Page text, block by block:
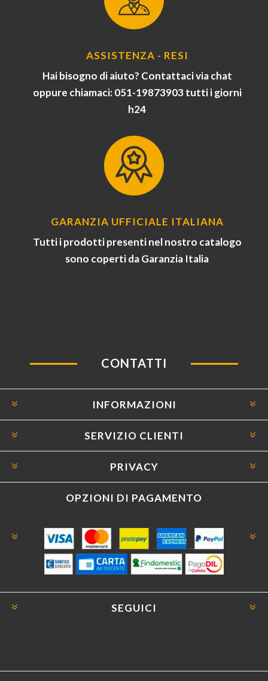
ASSISTENZA - RESI
Hai bisogno di aiuto? Contattaci via chat
oppure chiamaci: 051-19873903 tutti i giorni
h24
GARANZIA UFFICIALE ITALIANA
Tutti i prodotti presenti nel nostro catalogo
sono coperti da Garanzia Italia
CONTATTI
INFORMAZIONI
SERVIZIO CLIENTI
PRIVACY
OPZIONI DI PAGAMENTO
SEGUICI